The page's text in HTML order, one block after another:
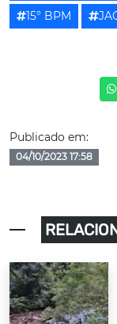
15° BPM
Publicado em:
04/10/2023 17:58